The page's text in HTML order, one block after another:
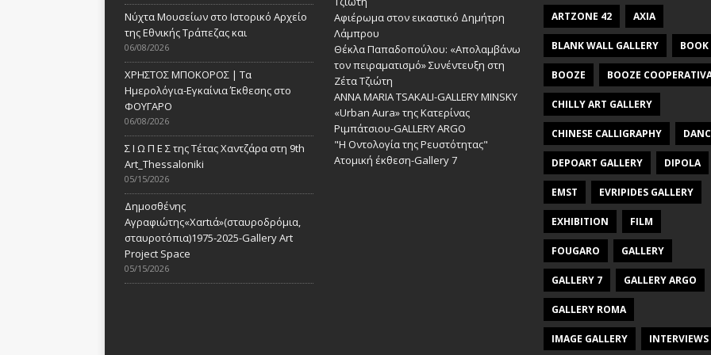
Νύχτα Μουσείων στο Ιστορικό Αρχείο
της Εθνικής Τράπεζας και
06/08/2026
ΧΡΗΣΤΟΣ ΜΠΟΚΟΡΟΣ | Τα
Ημερολόγια-Εγκαίνια Έκθεσης στο
ΦΟΥΓΑΡΟ
06/08/2026
Σ Ι Ω Π Ε Σ της Τέτας Χαντζάρα στη 9th
Art_Thessaloniki
05/15/2026
Δημοσθένης
Αγραφιώτης«Xαrtιά»(σταυροδρόμια,
σταυροτόπια)1975-2025-Gallery Art
Project Space
05/15/2026
Αφιέρωμα στον εικαστικό Δημήτρη
Λάμπρου
Θέκλα Παπαδοπούλου: «Απολαμβάνω
τον πειραματισμό» Συνέντευξη στη
Ζέτα Τζιώτη
ANNA MARIA TSAKALI-GALLERY MINSKY
«Urban Aura» της Κατερίνας
Ριμπάτσιου-GALLERY ARGO
"Η Οντολογία της Ρευστότητας"
Ατομική έκθεση-Gallery 7
ARTZONE 42 AXIA
BLANK WALL GALLERY BOOK
BOOZE BOOZE
CHILLY ART GALLERY
CHINESE CALLIGRAPHY
DEPOART GALLERY DIPOLA
EMST EVRIPIDES GALLERY
EXHIBITION FILM
FOUGARO GALLERY
GALLERY 7 GALLERY ARGO
GALLERY ROMA
IMAGE GALLERY INTERVIEWS